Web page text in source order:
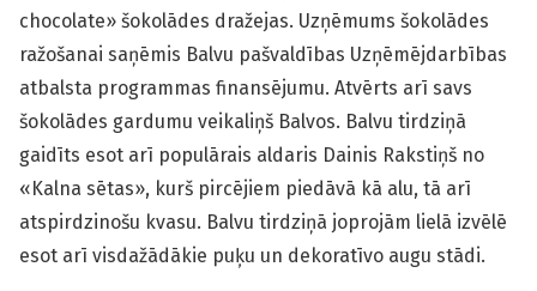
chocolate» šokolādes dražejas. Uzņēmums šokolādes
ražošanai saņēmis Balvu pašvaldības Uzņēmējdarbības
atbalsta programmas finansējumu. Atvērts arī savs
šokolādes gardumu veikaliņš Balvos. Balvu tirdziņā
gaidīts esot arī populārais aldaris Dainis Rakstiņš no
«Kalna sētas», kurš pircējiem piedāvā kā alu, tā arī
atspirdzinošu kvasu. Balvu tirdziņā joprojām lielā izvēlē
esot arī visdažādākie puķu un dekoratīvo augu stādi.